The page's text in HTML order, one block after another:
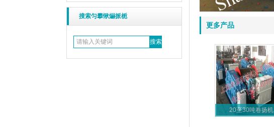
搜索匀攀愀爀挀栀
更多产品
20至30吨卷扬机